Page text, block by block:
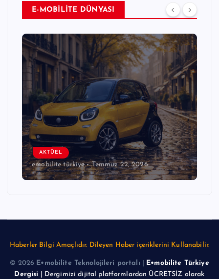
E-MOBİLİTE DÜNYASI
AKTÜEL
emobilite türkiye Temmuz 22, 2026
Haberler Bilgi Amaçlıdır. Dileyen Haber içeriklerini Kullanabilir.
© 2026 E•mobilite Teknolojileri portalı
E•mobilite Türkiye
Dergisi | Dergimizi dijital platformlardan ÜCRETSİZ olarak